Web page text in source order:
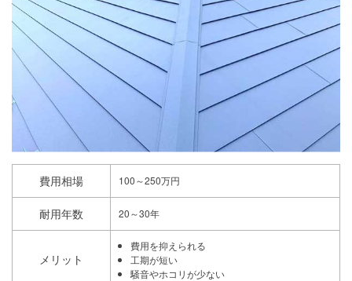
費用相場 100～250万円
耐用年数 20～30年
メリット
費用を抑えられる
工期が短い
騒音やホコリが少ない